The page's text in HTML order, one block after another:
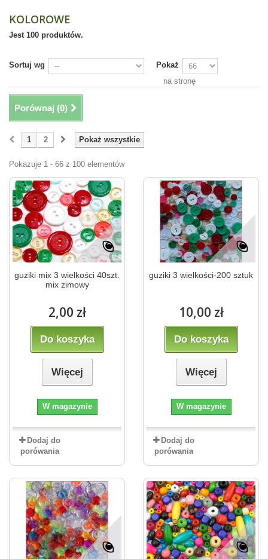
KOLOROWE
Jest 100 produktów.
Sortuj wg
Pokaż
na stronę
Porównaj (0)
Pokaż wszystkie
1 2
Pokazuje 1 - 66 z 100 elementów
guziki mix 3 wielkości 40szt.
mix zimowy
2,00 zł
Do koszyka
Więcej
W magazynie
Dodaj do
porówania
guziki 3 wielkości-200 sztuk
10,00 zł
Do koszyka
Więcej
W magazynie
Dodaj do
porówania